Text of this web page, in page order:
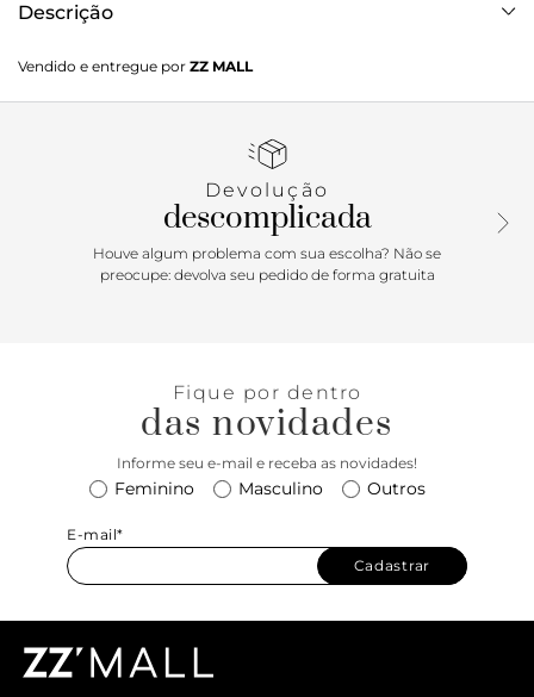
Descrição
clássico scarpin destaca-se com um salto fino médio. Uma
escolha fashion que adiciona um toque de luxo a qualquer
Vendido e entregue por ZZ MALL
Devolução
descomplicada
Houve algum problema com sua escolha? Não se
preocupe: devolva seu pedido de forma gratuita
Fique por dentro
das novidades
Informe seu e-mail e receba as novidades!
Feminino Masculino Outros
E-mail*
Cadastrar